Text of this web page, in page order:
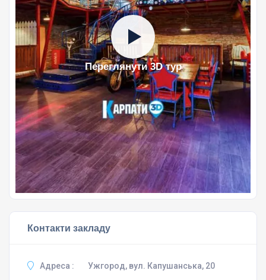
Переглянути 3D тур
Контакти закладу
Адреса : Ужгород, вул. Капушанська, 20